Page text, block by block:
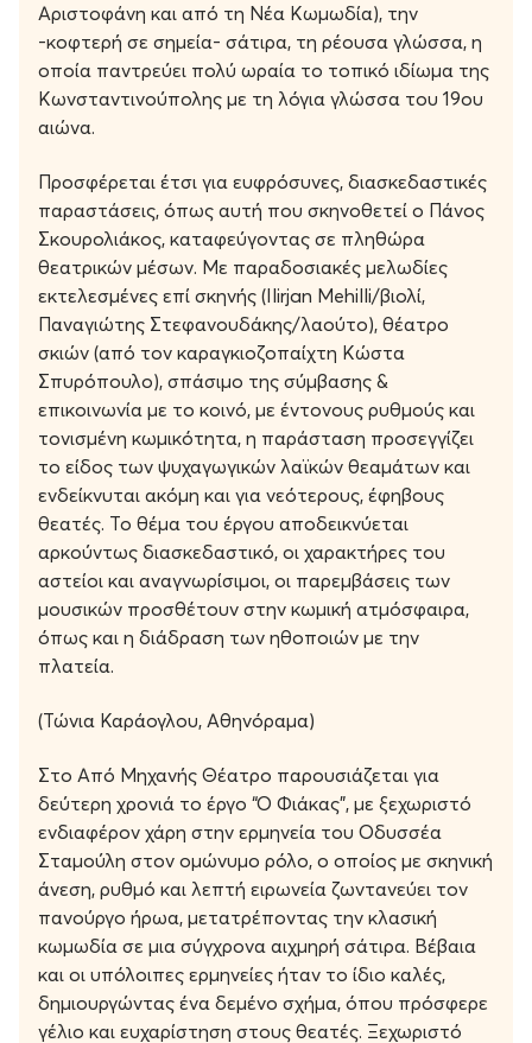
«Ο Φιάκας» πρωτοανέβηκε το 1870 στην
Κωνσταντινούπολη κι έκτοτε είναι από τις πιο
σημαντικές κι αγαπητές κωμωδίες του νεοελληνικού
θεάτρου που παρουσιάζεται ανελλιπώς μέχρι σήμερα.
Αριστοφάνη και από τη Νέα Κωμωδία), την
-κοφτερή σε σημεία- σάτιρα, τη ρέουσα γλώσσα, η
οποία παντρεύει πολύ ωραία το τοπικό ιδίωμα της
Κωνσταντινούπολης με τη λόγια γλώσσα του 19ου
αιώνα.
Προσφέρεται έτσι για ευφρόσυνες, διασκεδαστικές
παραστάσεις, όπως αυτή που σκηνοθετεί ο Πάνος
Σκουρολιάκος, καταφεύγοντας σε πληθώρα
θεατρικών μέσων. Με παραδοσιακές μελωδίες
εκτελεσμένες επί σκηνής (Ilirjan Mehilli/βιολί,
Παναγιώτης Στεφανουδάκης/λαούτο), θέατρο
σκιών (από τον καραγκιοζοπαίχτη Κώστα
Σπυρόπουλο), σπάσιμο της σύμβασης &
επικοινωνία με το κοινό, με έντονους ρυθμούς και
τονισμένη κωμικότητα, η παράσταση προσεγγίζει
το είδος των ψυχαγωγικών λαϊκών θεαμάτων και
ενδείκνυται ακόμη και για νεότερους, έφηβους
θεατές. Το θέμα του έργου αποδεικνύεται
αρκούντως διασκεδαστικό, οι χαρακτήρες του
αστείοι και αναγνωρίσιμοι, οι παρεμβάσεις των
μουσικών προσθέτουν στην κωμική ατμόσφαιρα,
όπως και η διάδραση των ηθοποιών με την
πλατεία.
(Τώνια Καράογλου, Αθηνόραμα)
Στο Από Μηχανής Θέατρο παρουσιάζεται για
δεύτερη χρονιά το έργο “Ο Φιάκας”, με ξεχωριστό
ενδιαφέρον χάρη στην ερμηνεία του Οδυσσέα
Σταμούλη στον ομώνυμο ρόλο, ο οποίος με σκηνική
άνεση, ρυθμό και λεπτή ειρωνεία ζωντανεύει τον
πανούργο ήρωα, μετατρέποντας την κλασική
κωμωδία σε μια σύγχρονα αιχμηρή σάτιρα. Βέβαια
και οι υπόλοιπες ερμηνείες ήταν το ίδιο καλές,
δημιουργώντας ένα δεμένο σχήμα, όπου πρόσφερε
γέλιο και ευχαρίστηση στους θεατές. Ξεχωριστό